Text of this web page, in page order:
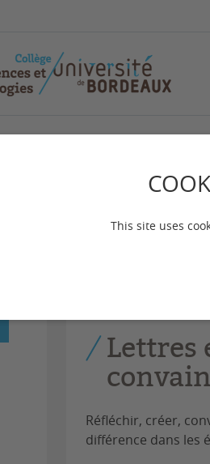
This site uses
des Langues, Lettres et Communication
Lettres
Réfléchir, créer,
différence dans les